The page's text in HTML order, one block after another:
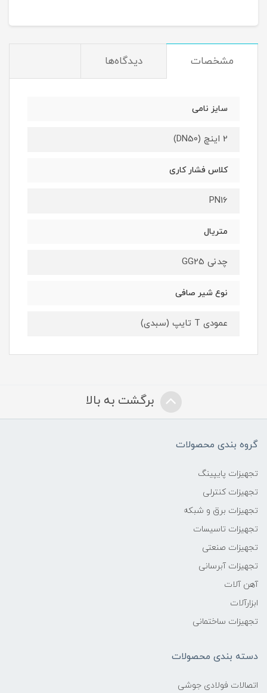
مشخصات دیدگاه‌ها
سایز نامی
2 اینچ (DN50)
کلاس فشار کاری
PN16
متریال
چدنی GG25
نوع شیر صافی
عمودی T تایپ (سبدی)
برگشت به بالا
گروه بندی محصولات
تجهیزات پایپینگ
تجهیزات کنترلی
تجهیزات برق و شبکه
تجهیزات تاسیسات
تجهیزات صنعتی
تجهیزات آبرسانی
آهن آلات
ابزارآلات
تجهیزات ساختمانی
دسته بندی محصولات
اتصالات فولادی جوشی